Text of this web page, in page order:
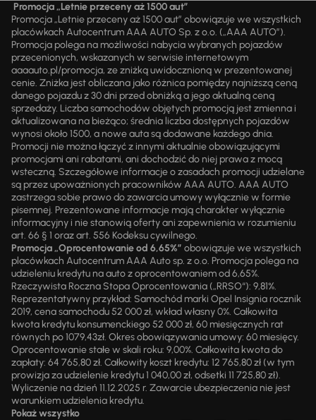
Promocja „Letnie przeceny aż 1500 aut”
Promocja „Letnie przeceny aż 1500 aut” obowiązuje we wszystkich
placówkach Autocentrum AAA AUTO Sp. z o.o. („AAA AUTO”).
Promocja polega na możliwości nabycia wybranych pojazdów
przecenionych, wskazanych w serwisie internetowym
aaaauto.pl/promocja, ze zniżką uwidocznioną w prezentowanej
cenie. Zniżka jest obliczana jako różnica pomiędzy najniższą ceną
danego pojazdu z 30 dni przed obniżką a jego aktualną ceną
sprzedaży. Liczba samochodów objętych promocją jest zmienna i
aktualizowana na bieżąco; średnia liczba dostępnych pojazdów
wynosi około 1500, a nowe auta są dodawane każdego dnia.
Promocji nie można łączyć z innymi aktualnie obowiązującymi
promocjami ani rabatami, ani dochodzić do niej prawa z mocą
wsteczną. Szczegółowe informacje o zasadach promocji udzielane
są przez upoważnionych pracowników AAA AUTO. AAA AUTO
zastrzega sobie prawo do zawarcia umowy wyłącznie w formie
pisemnej. Prezentowane informacje mają charakter wyłącznie
informacyjny i nie stanowią oferty ani zapewnienia w rozumieniu
art. 66 § 1 oraz art. 556 Kodeksu cywilnego.
Promocja „Oprocentowanie od 6,65%” obowiązuje we wszystkich
placówkach Autocentrum AAA Auto sp. z o.o. Promocja polega na
udzieleniu kredytu na auto z oprocentowaniem od 6,65%.
Rzeczywista Roczna Stopa Oprocentowania („RRSO“): 9,81%.
Reprezentatywny przykład: Samochód marki Opel Insignia rocznik
2019, cena samochodu 52 000 zł, wkład własny 0%. Całkowita
kwota kredytu konsumenckiego 52 000 zł, 60 miesięcznych rat
równych po 1079,43zł. Okres obowiązywania umowy: 60 miesięcy.
Oprocentowanie stałe w skali roku: 9,00%. Całkowita kwota do
zapłaty: 64 765,80 zł. Całkowity koszt kredytu: 12 765,80 zł (w tym
prowizja za udzielenie kredytu 1 040,00 zł, odsetki 11 725,80 zł).
Wyliczenie na dzień 11.12.2025 r. Zawarcie ubezpieczenia nie jest
warunkiem udzielenia kredytu.
Pokaż wszystko